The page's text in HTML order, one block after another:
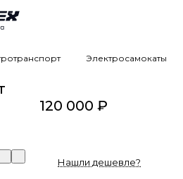
Электросамокаты
120 000 ₽
Нашли дешевле?